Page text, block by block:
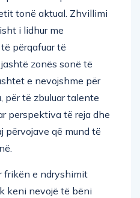
tonë aktual. Zhvillimi
i lidhur me
përqafuar të
zonës sonë të
e nevojshme për
për të zbuluar talente
perspektiva të reja dhe
përvojave që mund të
frikën e ndryshimit
keni nevojë të bëni